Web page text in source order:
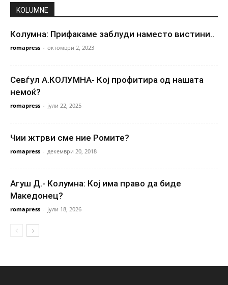
KOLUMNE
Колумна: Прифакаме заблуди наместо вистини..
romapress - октомври 2, 2023
Севѓул А.КОЛУМНА- Кој профитира од нашата
немоќ?
romapress - јули 22, 2025
Чии жтрви сме ние Ромите?
romapress - декември 20, 2018
Агуш Д.- Колумна: Кој има право да биде
Македонец?
romapress - јули 18, 2026